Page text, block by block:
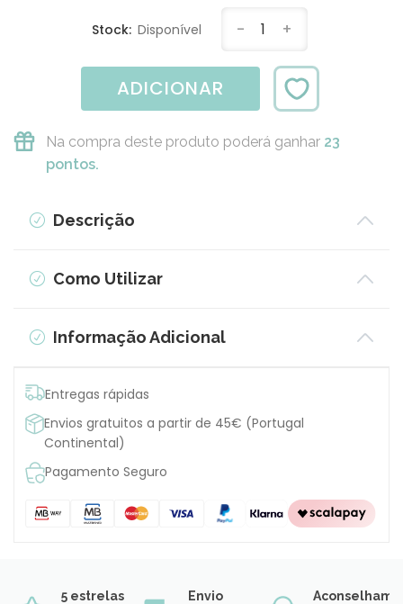
Stock: Disponível - 1 +
ADICIONAR
Na compra deste produto poderá ganhar 23
pontos.
Descrição
Como Utilizar
Informação Adicional
Entregas rápidas
Envios gratuitos a partir de 45€ (Portugal
Continental)
Pagamento Seguro
5 estrelas
Envio